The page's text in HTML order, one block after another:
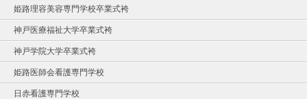
姫路理容美容専門学校卒業式袴
神戸医療福祉大学卒業式袴
神戸学院大学卒業式袴
姫路医師会看護専門学校
日赤看護専門学校